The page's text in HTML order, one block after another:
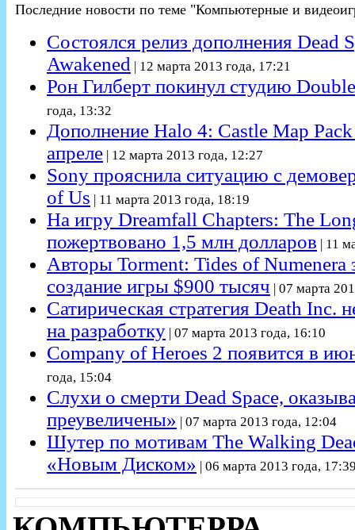
Последние новости по теме "Компьютерные и
Состоялся релиз дополнения Dead
Awakened | 12 марта 2013 года, 17:21
Рон Гилберт покинул студию
года, 13:32
Дополнение Halo 4: Castle Map
апреле | 12 марта 2013 года, 12:27
Sony прояснила ситуацию с
of Us | 11 марта 2013 года, 18:19
На игру Dreamfall Chapters: The
пожертвовано 1,5 млн долларов | 11
Авторы Torment: Tides of Numenera
создание игры $900 тысяч | 07 марта
Сатирическая стратегия Death Inc.
на разработку | 07 марта 2013 года, 16:10
Company of Heroes 2 появится в
года, 15:04
Слухи о смерти Dead Space,
преувеличены» | 07 марта 2013 года, 12:04
Шутер по мотивам The Walking
«Новым Диском» | 06 марта 2013 года,